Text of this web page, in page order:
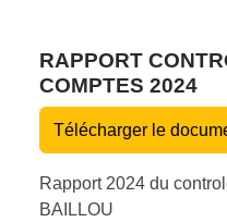
RAPPORT
COMPTES 2024
Télécharger le
Rapport 2024 du
BAILLOU